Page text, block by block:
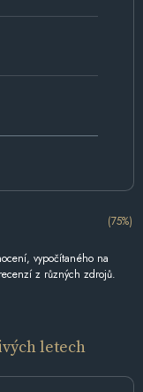
(75%)
vypočítaného na
z různých zdrojů.
letech